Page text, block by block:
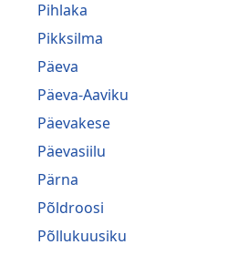
Pihlaka
Pikksilma
Päeva
Päeva-Aaviku
Päevakese
Päevasiilu
Pärna
Põldroosi
Põllukuusiku